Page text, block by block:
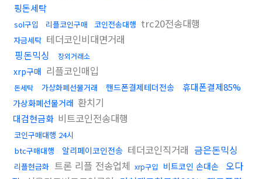
핑돈세탁
sol구입 리플코인구매 코인전송대행 trc20전송대행
자금세탁 테더코인비대면거래
핑돈믹싱
장외거래소
xrp구매 리플코인매입
돈세탁 가상화폐선물거래 핸드폰결제테더전송 휴대폰결제85%
가상화폐선물거래 환치기
대검현금화 비트코인전송대행
코인구매대행 24시
btc구매대행
알리페이코인전송 테더코인직거래 금은돈믹싱
리플현금화 트론 리플 전송업체 xrp구입 비트코인 손대손
오다